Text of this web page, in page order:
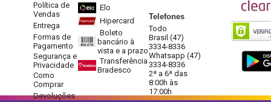
Política de
Vendas
Entrega
Formas de
Pagamento
Segurança e
Privacidade
Como
Comprar
Devoluções
Elo
Hipercard
Boleto
bancário à
vista e a prazo
Transferência
Bradesco
Telefones
Todo
Brasil (47)
3334-8336
Whatsapp (47)
3334-8336
2ª a 6ª das
8:00h às
17:00h